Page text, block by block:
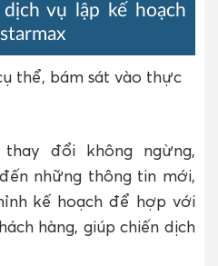
vụ lập kế hoạch
thể, bám sát vào thực
đổi không ngừng,
những thông tin mới,
kế hoạch để hợp với
hàng, giúp chiến dịch